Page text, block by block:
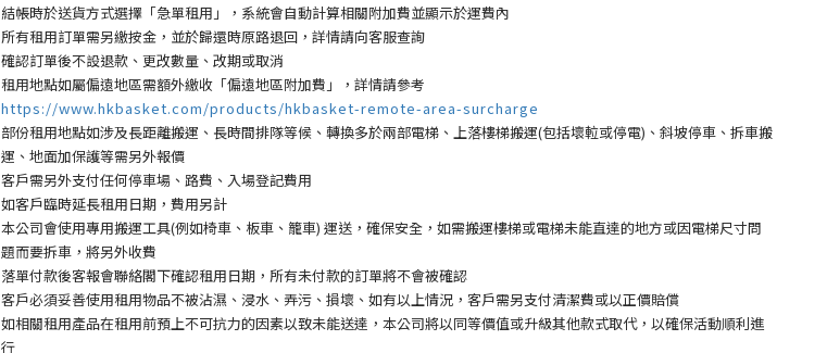
結帳時於送貨方式選擇「急單租用」，系統會自動計算相關附加費並顯示於運費內
所有租用訂單需另繳按金，並於歸還時原路退回，詳情請向客服查詢
確認訂單後不設退款、更改數量、改期或取消
租用地點如屬偏遠地區需額外繳收「偏遠地區附加費 」
，詳情請參考
https://www.hkbasket.com/products/hkbasket-remote-area-surcharge
部份租用地點如涉及長距離搬運、長時間排隊等候、轉換多於兩部電梯、上落樓梯搬運(包括壞𨋢或停電)、斜坡停車、拆車搬
運、地面加保護等需另外報價
客戶需另外支付任何停車場 、路費、入場登記費用
如客戶臨時延長租用日期，費用另計
本公司會使用專用搬運工具(例如椅車、板車、籠車) 運送，確保安全，如需搬運樓梯或電梯未能直達的地方或因電梯尺寸問
題而要拆車，將另外收費
落單付款後客報會聯絡閣下確認租用日期，所有未付款的訂單將不會被確認
客戶必須妥善使用租用物品不被沾濕、浸水、弄污、損壞、如有以上情況，客戶需另支付清潔費或以正價賠償
如相關租用產品在租用前預上不可抗力的因素以致未能送達，本公司將以同等價值或升級其他款式取代，以確保活動順利進
行